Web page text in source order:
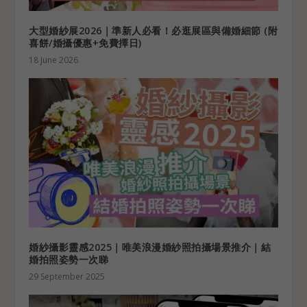
大型婚紗展2026｜準新人必看！必逛展區與備婚細節 (附
喜餅/婚攝優惠+免費擇日)
18 June 2026
婚紗攝影靈感2025｜唯美浪漫婚紗照拍攝場景推介｜結
婚拍照姿勢一次睇
29 September 2025